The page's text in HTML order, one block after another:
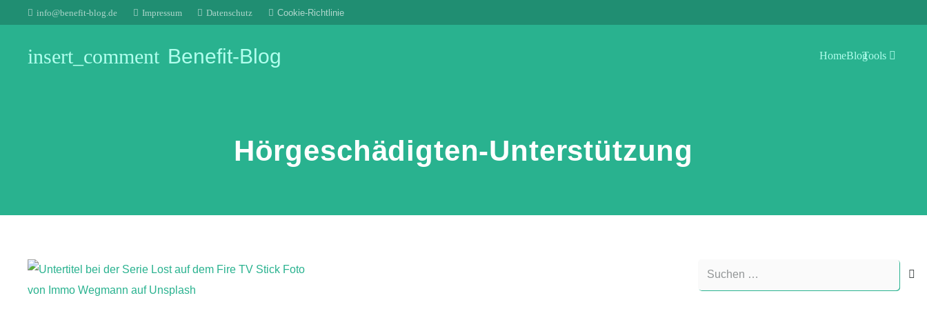
info@benefit-blog.de Impressum Datenschutz Cookie-Richtlinie
insert_comment Benefit-Blog HomeBlogTools
Hörgeschädigten-Unterstützung
Suchen
nach: